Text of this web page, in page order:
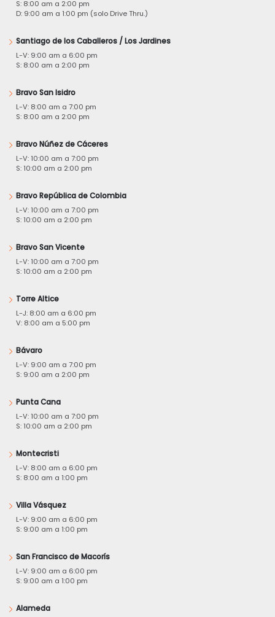
S: 8:00 am a 2:00 pm
D: 9:00 am a 1:00 pm (solo Drive Thru.)
Santiago de los Caballeros / Los Jardines
L-V: 9:00 am a 6:00 pm
S: 8:00 am a 2:00 pm
Bravo San Isidro
L-V: 8:00 am a 7:00 pm
S: 8:00 am a 2:00 pm
Bravo Núñez de Cáceres
L-V: 10:00 am a 7:00 pm
S: 10:00 am a 2:00 pm
Bravo República de Colombia
L-V: 10:00 am a 7:00 pm
S: 10:00 am a 2:00 pm
Bravo San Vicente
L-V: 10:00 am a 7:00 pm
S: 10:00 am a 2:00 pm
Torre Altice
L-J: 8:00 am a 6:00 pm
V: 8:00 am a 5:00 pm
Bávaro
L-V: 9:00 am a 7:00 pm
S: 9:00 am a 2:00 pm
Punta Cana
L-V: 10:00 am a 7:00 pm
S: 10:00 am a 2:00 pm
Montecristi
L-V: 8:00 am a 6:00 pm
S: 8:00 am a 1:00 pm
Villa Vásquez
L-V: 9:00 am a 6:00 pm
S: 9:00 am a 1:00 pm
San Francisco de Macorís
L-V: 9:00 am a 6:00 pm
S: 9:00 am a 1:00 pm
Alameda